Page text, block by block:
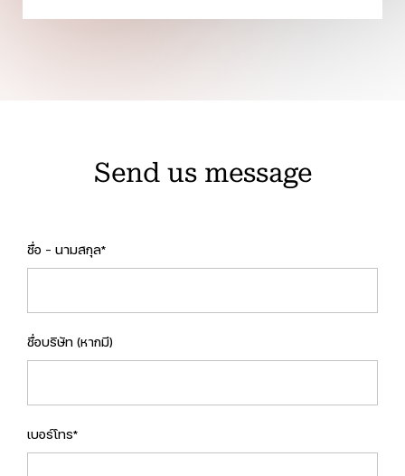
Send us message
ชื่อ - นามสกุล*
ชื่อบริษัท (หากมี)
เบอร์โทร*